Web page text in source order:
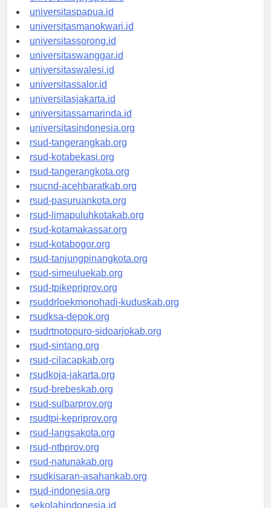
universitasjayapura.id
universitaspapua.id
universitasmanokwari.id
universitassorong.id
universitaswanggar.id
universitaswalesi.id
universitassalor.id
universitasjakarta.id
universitassamarinda.id
universitasindonesia.org
rsud-tangerangkab.org
rsud-kotabekasi.org
rsud-tangerangkota.org
rsucnd-acehbaratkab.org
rsud-pasuruankota.org
rsud-limapuluhkotakab.org
rsud-kotamakassar.org
rsud-kotabogor.org
rsud-tanjungpinangkota.org
rsud-simeuluekab.org
rsud-tpikepriprov.org
rsuddrloekmonohadi-kuduskab.org
rsudksa-depok.org
rsudrtnotopuro-sidoarjokab.org
rsud-sintang.org
rsud-cilacapkab.org
rsudkoja-jakarta.org
rsud-brebeskab.org
rsud-sulbarprov.org
rsudtpi-kepriprov.org
rsud-langsakota.org
rsud-ntbprov.org
rsud-natunakab.org
rsudkisaran-asahankab.org
rsud-indonesia.org